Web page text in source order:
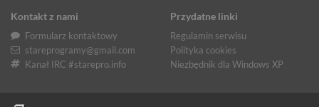
Kontakt z nami
Formularz kontaktowy
stareprogramy@gmail.com
Kanał IRC #starepro.info
Przydatne linki
Regulamin serwisu
Polityka cookies
Niezbędnik dla Windows XP